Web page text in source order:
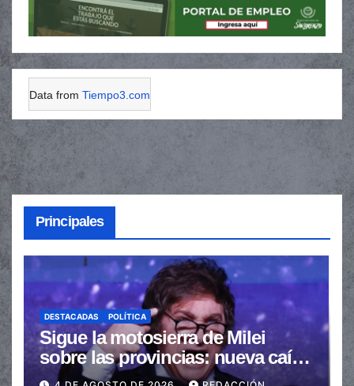
Data from Tiempo3.com
Principales
DESTACADAS POLÍTICA
Sigue la motosierra de Milei
sobre las provincias: nueva caída
de las transferencias no